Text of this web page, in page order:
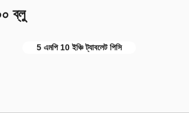
ব্লু
5 এমপি 10 ইঞ্চি ট্যাবলেট পিসি